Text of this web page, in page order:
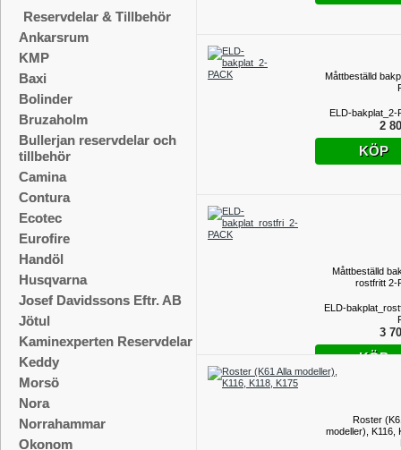
Reservdelar & Tillbehör
Ankarsrum
KMP
Baxi
Bolinder
Bruzaholm
Bullerjan reservdelar och
tillbehör
Camina
Contura
Ecotec
Eurofire
Handöl
Husqvarna
Josef Davidssons Eftr. AB
Jötul
Kaminexperten Reservdelar
Keddy
Morsö
Nora
Norrahammar
Okonom
Måttbeställd
ELD-bakplat_2-
2
KÖP
Måttbeställd
rostfritt 2-
ELD-
3
KÖP
Roster
modeller), K116,